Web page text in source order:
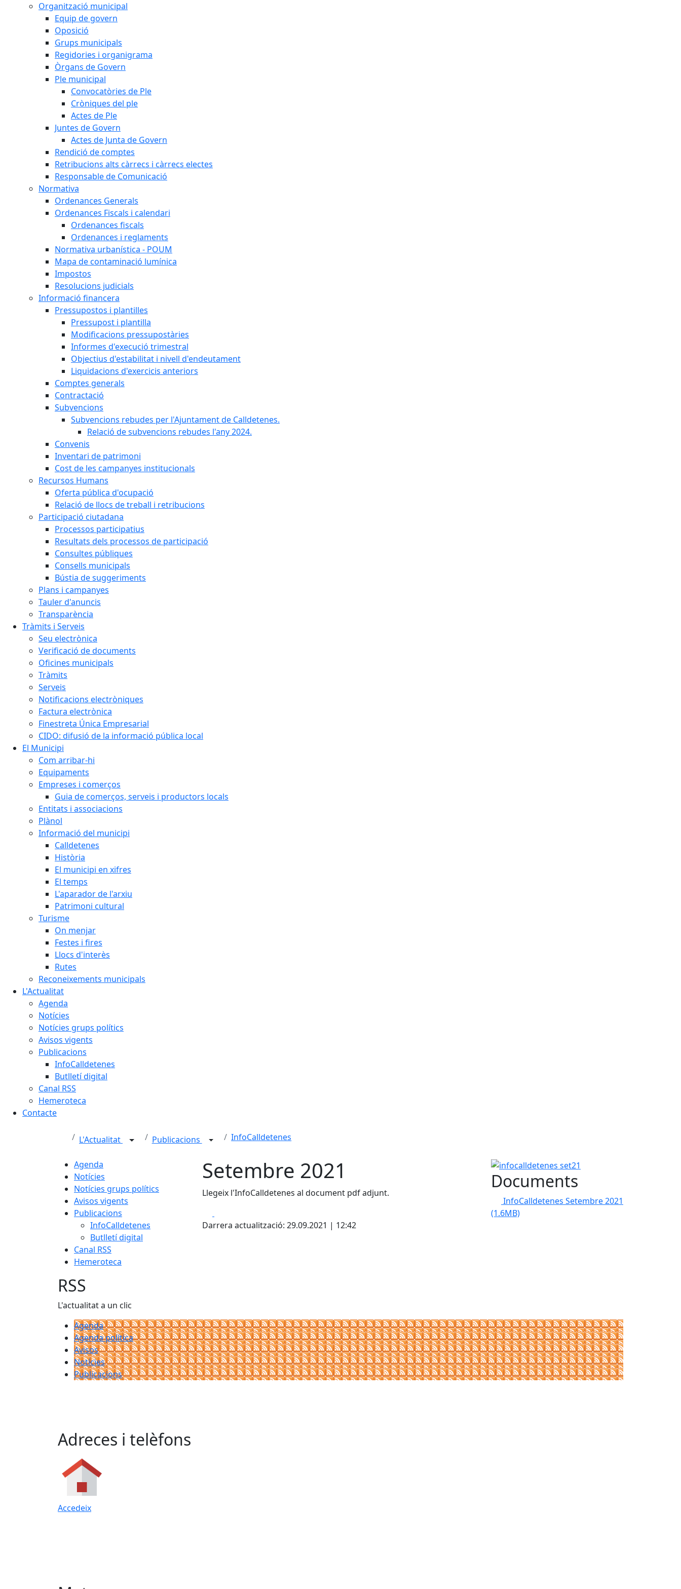
Organització municipal
Equip de govern
Oposició
Grups municipals
Regidories i organigrama
Òrgans de Govern
Ple municipal
Convocatòries de Ple
Cròniques del ple
Actes de Ple
Juntes de Govern
Actes de Junta de Govern
Rendició de comptes
Retribucions alts càrrecs i càrrecs electes
Responsable de Comunicació
Normativa
Ordenances Generals
Ordenances Fiscals i calendari
Ordenances fiscals
Ordenances i reglaments
Normativa urbanística - POUM
Mapa de contaminació lumínica
Impostos
Resolucions judicials
Informació financera
Pressupostos i plantilles
Pressupost i plantilla
Modificacions pressupostàries
Informes d'execució trimestral
Objectius d'estabilitat i nivell d'endeutament
Liquidacions d'exercicis anteriors
Comptes generals
Contractació
Subvencions
Subvencions rebudes per l'Ajuntament de Calldetenes.
Relació de subvencions rebudes l'any 2024.
Convenis
Inventari de patrimoni
Cost de les campanyes institucionals
Recursos Humans
Oferta pública d'ocupació
Relació de llocs de treball i retribucions
Participació ciutadana
Processos participatius
Resultats dels processos de participació
Consultes públiques
Consells municipals
Bústia de suggeriments
Plans i campanyes
Tauler d'anuncis
Transparència
Tràmits i Serveis
Seu electrònica
Verificació de documents
Oficines municipals
Tràmits
Serveis
Notificacions electròniques
Factura electrònica
Finestreta Única Empresarial
CIDO: difusió de la informació pública local
El Municipi
Com arribar-hi
Equipaments
Empreses i comerços
Guia de comerços, serveis i productors locals
Entitats i associacions
Plànol
Informació del municipi
Calldetenes
Història
El municipi en xifres
El temps
L'aparador de l'arxiu
Patrimoni cultural
Turisme
On menjar
Festes i fires
Llocs d'interès
Rutes
Reconeixements municipals
L'Actualitat
Agenda
Notícies
Notícies grups polítics
Avisos vigents
Publicacions
InfoCalldetenes
Butlletí digital
Canal RSS
Hemeroteca
Contacte
L'Actualitat Publicacions InfoCalldetenes
Agenda
Notícies
Notícies grups polítics
Avisos vigents
Publicacions
InfoCalldetenes
Butlletí digital
Canal RSS
Hemeroteca
Setembre 2021
Llegeix l'InfoCalldetenes al document pdf adjunt.
Darrera actualització: 29.09.2021 | 12:42
infocalldetenes set21
Documents
InfoCalldetenes Setembre 2021
(1.6MB)
RSS
L'actualitat a un clic
Agenda
Agenda política
Avisos
Notícies
Publicacions
Adreces i telèfons
Accedeix